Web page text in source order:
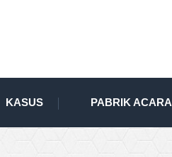
KASUS PABRIK ACARA